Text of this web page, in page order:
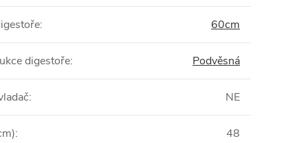
: 60cm
digestoře: Podvěsná
: NE
: 48